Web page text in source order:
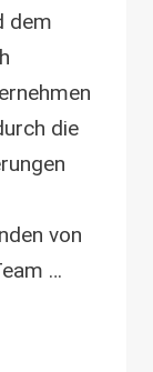
dem
die
von
…